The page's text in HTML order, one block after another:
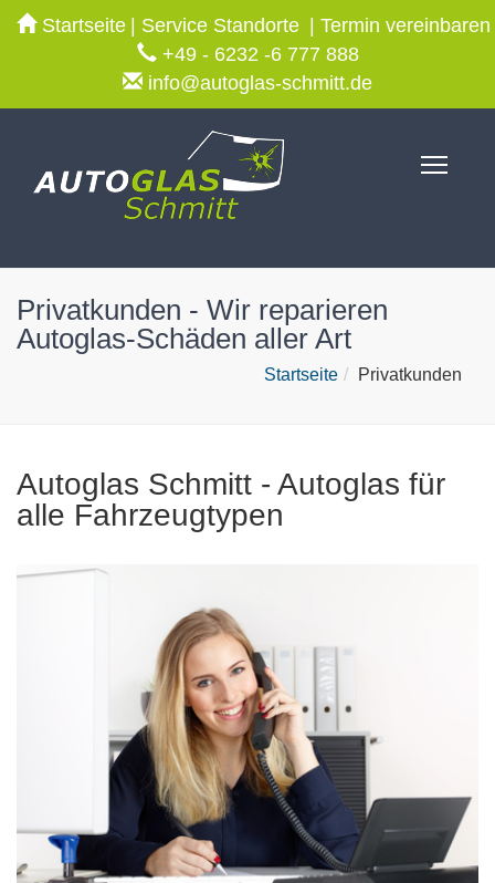
Startseite Service Standorte
Termin vereinbaren
+49 - 6232 -6 777 888
info@autoglas-schmitt.de
Privatkunden - Wir reparieren
Autoglas-Schäden aller Art
Startseite Privatkunden
Autoglas Schmitt - Autoglas für
alle Fahrzeugtypen